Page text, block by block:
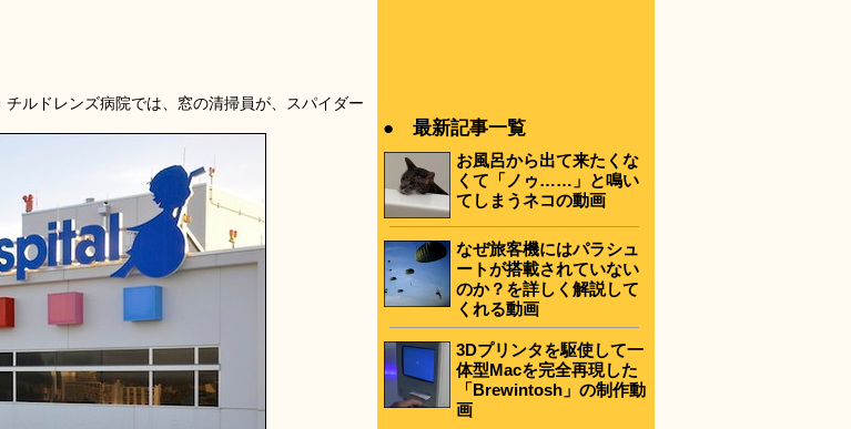
ルドレンズ病院では、窓の清掃員が、スパイダー
● 最新記事一覧
お風呂から出て来たくな
くて「ノゥ……」と鳴い
てしまうネコの動画
なぜ旅客機にはパラシュ
ートが搭載されていない
のか？を詳しく解説して
くれる動画
3Dプリンタを駆使して一
体型Macを完全再現した
「Brewintosh」の制作動
画